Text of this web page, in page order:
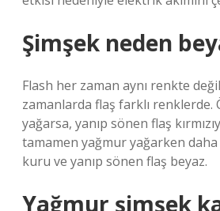
Şimşek neden
Flash her zaman aynı renkte
zamanlarda flaş farklı renklerde.
yağarsa, yanıp sönen flaş
tamamen yağmur yağarken
kuru ve yanıp sönen flaş beyaz.
Yağmur şimşek